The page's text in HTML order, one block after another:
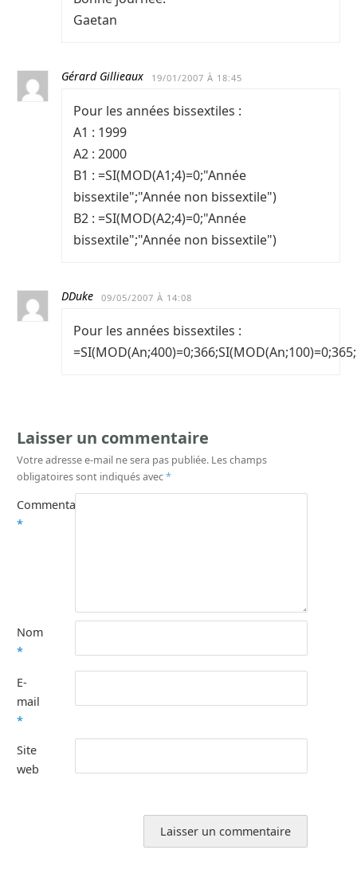
Gaetan
Gérard Gillieaux 19/01/2007 À 18:45
Pour les années bissextiles :
A1 : 1999
A2 : 2000
B1 : =SI(MOD(A1;4)=0;"Année
bissextile";"Année non bissextile")
B2 : =SI(MOD(A2;4)=0;"Année
bissextile";"Année non bissextile")
DDuke 09/05/2007 À 14:08
Pour les années bissextiles :
Laisser un commentaire
Votre adresse e-mail ne sera pas publiée. Les champs
obligatoires sont indiqués avec*
Commentaire
*
Nom
*
E-
mail
*
Site
web